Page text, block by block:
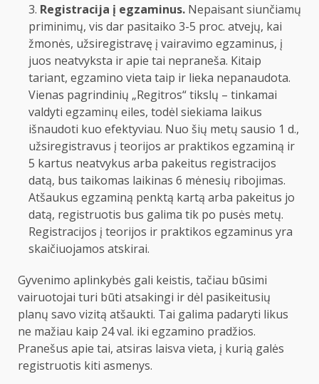
Registracija į egzaminus. Nepaisant siunčiamų
priminimų, vis dar pasitaiko 3-5 proc. atvejų, kai
žmonės, užsiregistravę į vairavimo egzaminus, į
juos neatvyksta ir apie tai nepraneša. Kitaip
tariant, egzamino vieta taip ir lieka nepanaudota.
Vienas pagrindinių „Regitros“ tikslų – tinkamai
valdyti egzaminų eiles, todėl siekiama laikus
išnaudoti kuo efektyviau. Nuo šių metų sausio 1 d.,
užsiregistravus į teorijos ar praktikos egzaminą ir
5 kartus neatvykus arba pakeitus registracijos
datą, bus taikomas laikinas 6 mėnesių ribojimas.
Atšaukus egzaminą penktą kartą arba pakeitus jo
datą, registruotis bus galima tik po pusės metų.
Registracijos į teorijos ir praktikos egzaminus yra
skaičiuojamos atskirai.
Gyvenimo aplinkybės gali keistis, tačiau būsimi
vairuotojai turi būti atsakingi ir dėl pasikeitusių
planų savo vizitą atšaukti. Tai galima padaryti likus
ne mažiau kaip 24 val. iki egzamino pradžios.
Pranešus apie tai, atsiras laisva vieta, į kurią galės
registruotis kiti asmenys.